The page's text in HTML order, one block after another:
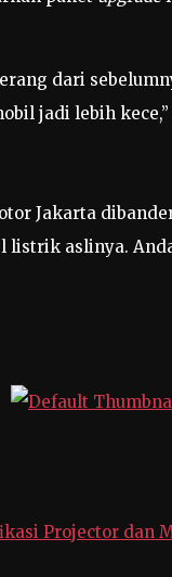
dari
jadi lebih kece,”
Jakarta
listrik aslinya.
Projector dan